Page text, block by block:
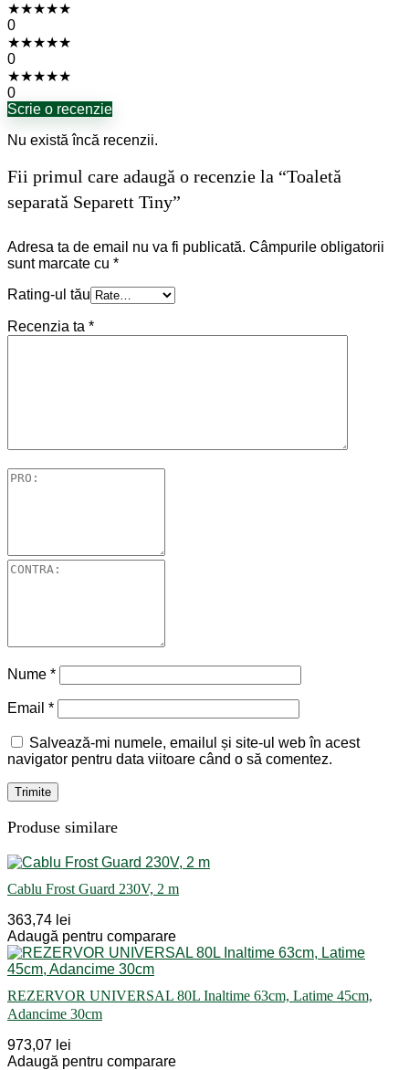
★★★★★
0
★★★★★
0
★★★★★
0
Scrie o recenzie
Nu există încă recenzii.
Fii primul care adaugă o recenzie la “Toaletă
separată Separett Tiny”
Adresa ta de email nu va fi publicată. Câmpurile obligatorii
sunt marcate cu *
Rating-ul tău
Recenzia ta *
Nume *
Email *
Salvează-mi numele, emailul și site-ul web în acest
navigator pentru data viitoare când o să comentez.
Produse similare
Cablu Frost Guard 230V, 2 m
363,74 lei
Adaugă pentru comparare
REZERVOR UNIVERSAL 80L Inaltime 63cm, Latime 45cm,
Adancime 30cm
973,07 lei
Adaugă pentru comparare